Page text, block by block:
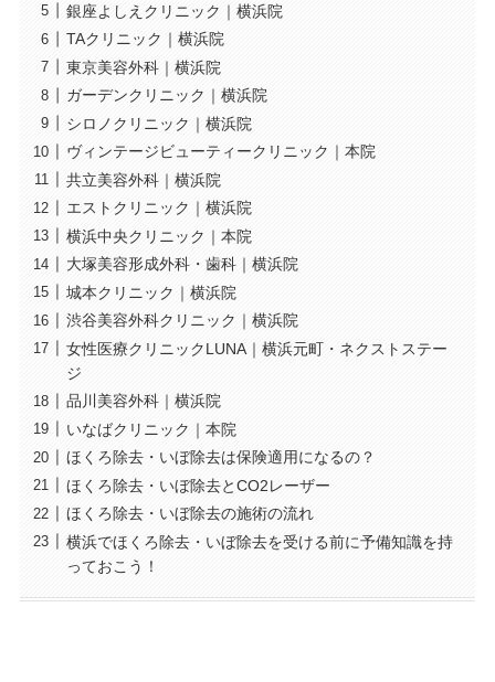
銀座よしえクリニック｜横浜院
TAクリニック｜横浜院
東京美容外科｜横浜院
ガーデンクリニック｜横浜院
シロノクリニック｜横浜院
ヴィンテージビューティークリニック｜本院
共立美容外科｜横浜院
エストクリニック｜横浜院
横浜中央クリニック｜本院
大塚美容形成外科・歯科｜横浜院
城本クリニック｜横浜院
渋谷美容外科クリニック｜横浜院
女性医療クリニックLUNA｜横浜元町・ネクストステー
ジ
品川美容外科｜横浜院
いなばクリニック｜本院
ほくろ除去・いぼ除去は保険適用になるの？
ほくろ除去・いぼ除去とCO2レーザー
ほくろ除去・いぼ除去の施術の流れ
横浜でほくろ除去・いぼ除去を受ける前に予備知識を持
っておこう！